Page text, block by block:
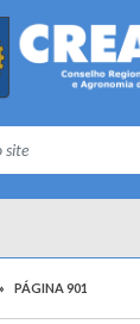
PÁGINA 901